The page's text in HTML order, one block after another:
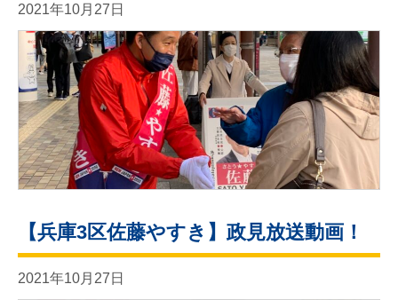
2021年10月27日
【兵庫3区佐藤やすき】政見放送動画！
2021年10月27日